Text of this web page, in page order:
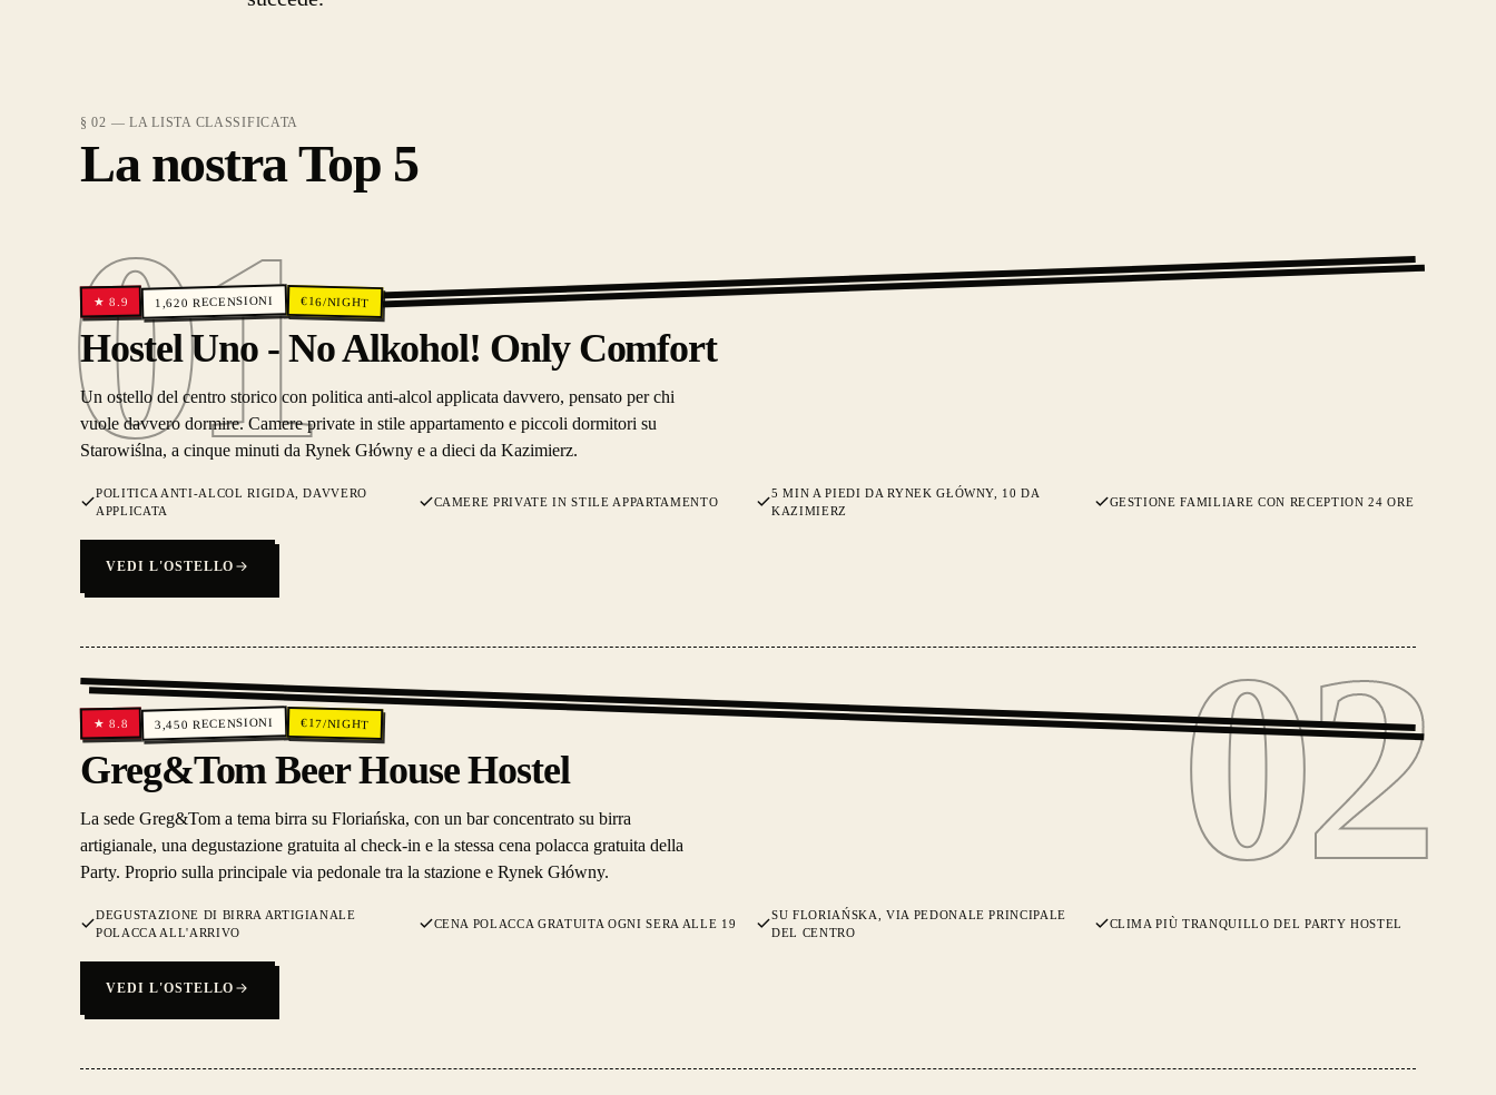
§ 02 — LA LISTA CLASSIFICATA
La nostra Top 5
01
01
★8.9 1,620 RECENSIONI €16/NIGHT
Hostel Uno - No Alkohol! Only Comfort
Un ostello del centro storico con politica anti-alcol applicata davvero, pensato per chi
vuole davvero dormire. Camere private in stile appartamento e piccoli dormitori su
Starowiślna, a cinque minuti da Rynek Główny e a dieci da Kazimierz.
POLITICA ANTI-ALCOL RIGIDA, DAVVERO
APPLICATA
CAMERE PRIVATE IN STILE APPARTAMENTO
5 MIN A PIEDI DA RYNEK GŁÓWNY, 10 DA
KAZIMIERZ
GESTIONE FAMILIARE CON RECEPTION 24 ORE
VEDI L'OSTELLO
02
02
★8.8 3,450 RECENSIONI €17/NIGHT
Greg&Tom Beer House Hostel
La sede Greg&Tom a tema birra su Floriańska, con un bar concentrato su birra
artigianale, una degustazione gratuita al check-in e la stessa cena polacca gratuita della
Party. Proprio sulla principale via pedonale tra la stazione e Rynek Główny.
DEGUSTAZIONE DI BIRRA ARTIGIANALE
POLACCA ALL'ARRIVO
CENA POLACCA GRATUITA OGNI SERA ALLE 19
SU FLORIAŃSKA, VIA PEDONALE PRINCIPALE
DEL CENTRO
CLIMA PIÙ TRANQUILLO DEL PARTY HOSTEL
VEDI L'OSTELLO